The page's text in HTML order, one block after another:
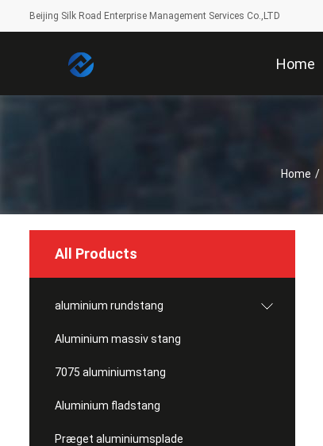
Beijing Silk Road Enterprise Management Services Co.,LTD
Home
Home /
All Products
aluminium rundstang
Aluminium massiv stang
7075 aluminiumstang
Aluminium fladstang
Præget aluminiumsplade